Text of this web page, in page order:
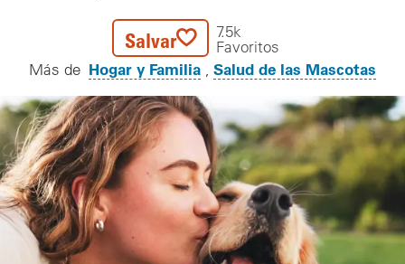
Salvar
7.5k
Favoritos
Más de Hogar y Familia Salud de las Mascotas